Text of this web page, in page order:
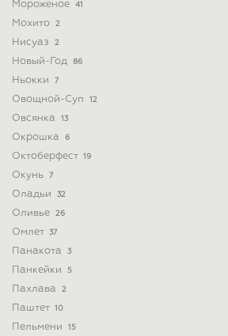
Мороженое 41
Мохито 2
Нисуаз 2
Новый-Год 86
Ньокки 7
Овощной-Суп 12
Овсянка 13
Окрошка 6
Октоберфест 19
Окунь 7
Оладьи 32
Оливье 26
Омлет 37
Панакота 3
Панкейки 5
Пахлава 2
Паштет 10
Пельмени 15